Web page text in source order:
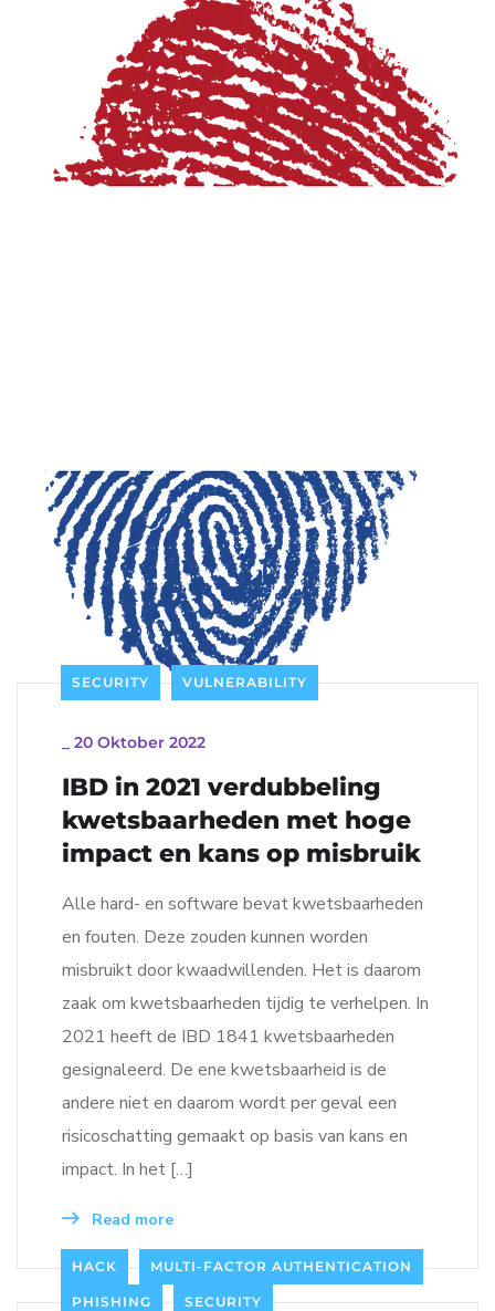
SECURITY VULNERABILITY
20 Oktober 2022
IBD in 2021 verdubbeling
kwetsbaarheden met hoge
impact en kans op misbruik
Alle hard- en software bevat kwetsbaarheden
en fouten. Deze zouden kunnen worden
misbruikt door kwaadwillenden. Het is daarom
zaak om kwetsbaarheden tijdig te verhelpen. In
2021 heeft de IBD 1841 kwetsbaarheden
gesignaleerd. De ene kwetsbaarheid is de
andere niet en daarom wordt per geval een
risicoschatting gemaakt op basis van kans en
impact. In het […]
Read more
HACK MULTI-FACTOR AUTHENTICATION
PHISHING SECURITY